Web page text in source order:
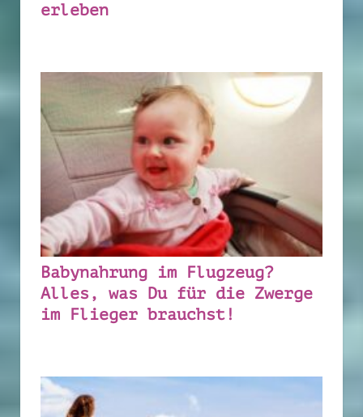
erleben
Babynahrung im Flugzeug?
Alles, was Du für die Zwerge
im Flieger brauchst!